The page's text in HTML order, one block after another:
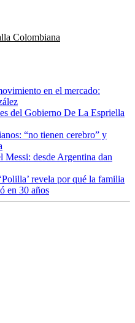
Colombiana
en el mercado:
del Gobierno De La Espriella
“no tienen cerebro” y
desde Argentina dan
revela por qué la familia
en 30 años